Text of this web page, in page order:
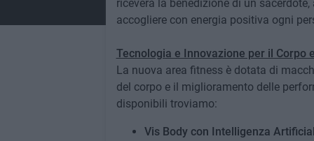
riceverà la benedizione di un
accogliere con energia positiva ogni
Tecnologia e Innovazione per il Corpo
La nuova area fitness è dotata di
del corpo e il miglioramento delle
disponibili troviamo:
Vis Body con Intelligenza